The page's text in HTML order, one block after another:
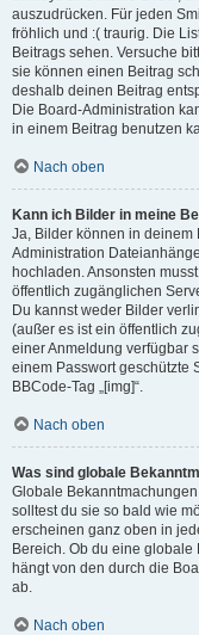
auszudrücken. Für jeden
fröhlich und :( traurig. Die
Beitrags sehen. Versuche
sie können einen Beitrag
deshalb deinen Beitrag
Die Board-Administration
in einem Beitrag benutzen
Nach oben
Kann ich Bilder in meine
Ja, Bilder können in deinem
Administration
hochladen. Ansonsten
öffentlich zugänglichen
Du kannst weder Bilder
(außer es ist ein öffentlich
einer Anmeldung verfügbar
einem Passwort geschützte
BBCode-Tag „[img]“.
Nach oben
Was sind globale
Globale
solltest du sie so bald wie
erscheinen ganz oben in
Bereich. Ob du eine
hängt von den durch die
ab.
Nach oben